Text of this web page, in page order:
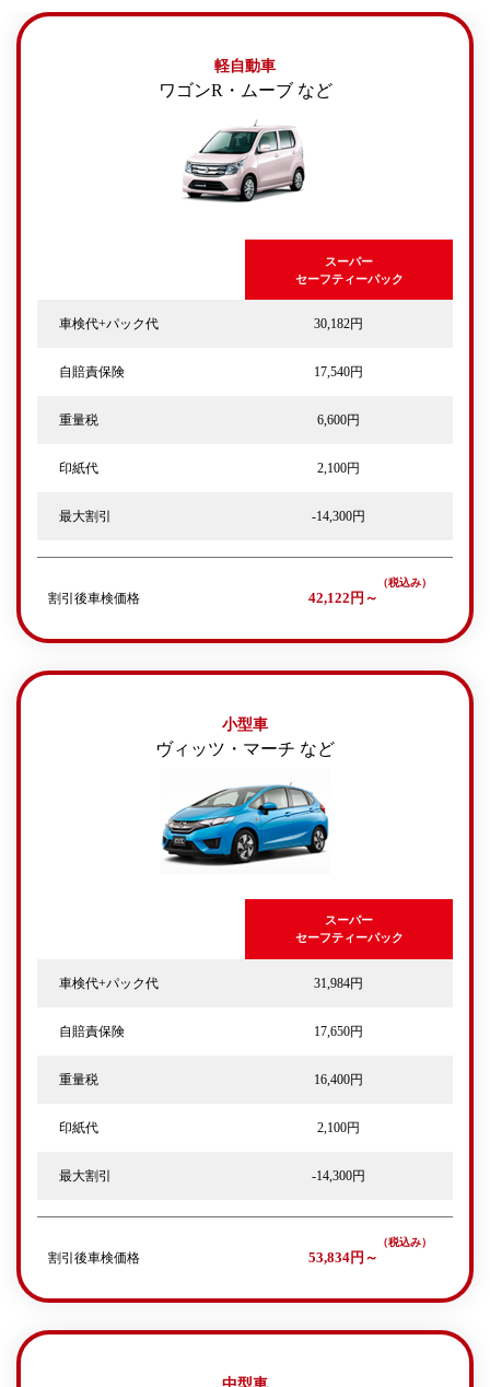
軽自動車
ワゴンR・ムーブ など
スーパー
セーフティーパック
車検代+パック代 30,182円
自賠責保険 17,540円
重量税 6,600円
印紙代 2,100円
最大割引 -14,300円
割引後車検価格 42,122円～
小型車
ヴィッツ・マーチ など
スーパー
セーフティーパック
車検代+パック代 31,984円
自賠責保険 17,650円
重量税 16,400円
印紙代 2,100円
最大割引 -14,300円
割引後車検価格 53,834円～
中型車